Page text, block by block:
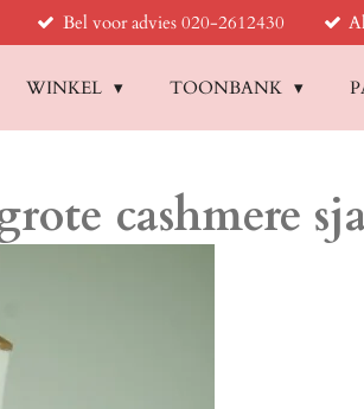
Bel voor advies 020-2612430
WINKEL TOONBANK
cashmere